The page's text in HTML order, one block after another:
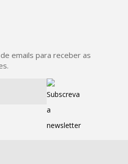
emails para receber as